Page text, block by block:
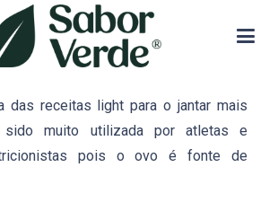
das receitas light para o jantar mais
sido muito utilizada poratletas e
pois o ovo é fonte de